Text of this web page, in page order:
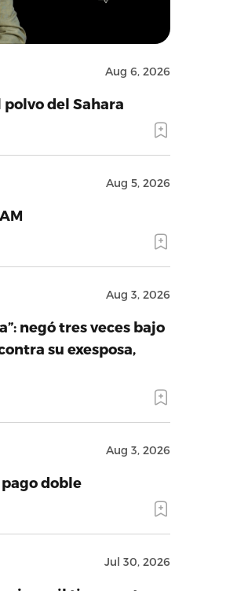
Aug 6, 2026
del Sahara
Aug 5, 2026
Aug 3, 2026
negó tres veces bajo
su exesposa,
Aug 3, 2026
doble
Jul 30, 2026